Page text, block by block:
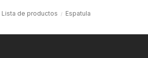
Lista de productos Espatula